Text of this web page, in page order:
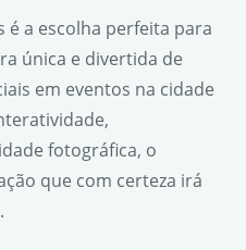
é a escolha perfeita para
única e divertida de
em eventos na cidade
fotográfica, o
que com certeza irá